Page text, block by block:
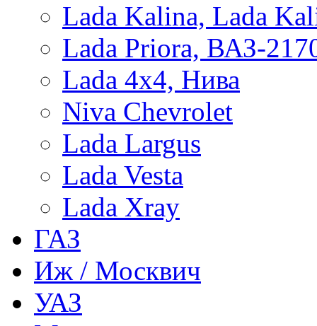
Lada Kalina, Lada
Lada Priora, ВАЗ-
Lada 4x4, Нива
Niva Chevrolet
Lada Largus
Lada Vesta
Lada Xray
ГАЗ
Иж / Москвич
УАЗ